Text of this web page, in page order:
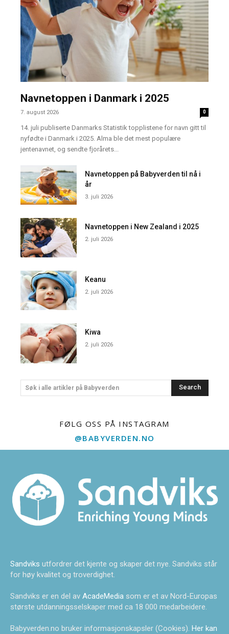
Navnetoppen i Danmark i 2025
7. august 2026 0
14. juli publiserte Danmarks Statistik topplistene for navn gitt til
nyfødte i Danmark i 2025. Alma ble det mest populære
jentenavnet, og sendte fjorårets...
Navnetoppen på Babyverden til nå i
år
3. juli 2026
Navnetoppen i New Zealand i 2025
2. juli 2026
Keanu
2. juli 2026
Kiwa
2. juli 2026
Søk i alle artikler på Babyverden Search
FØLG OSS PÅ INSTAGRAM
@BABYVERDEN.NO
Sandviks utfordrer det kjente og skaper det nye. Sandviks står
for høy kvalitet og troverdighet.
Sandviks er en del av AcadeMedia som er et av Nord-Europas
største utdanningsselskaper med ca 18 000 medarbeidere.
Babyverden.no bruker informasjonskapsler (Cookies). Her kan